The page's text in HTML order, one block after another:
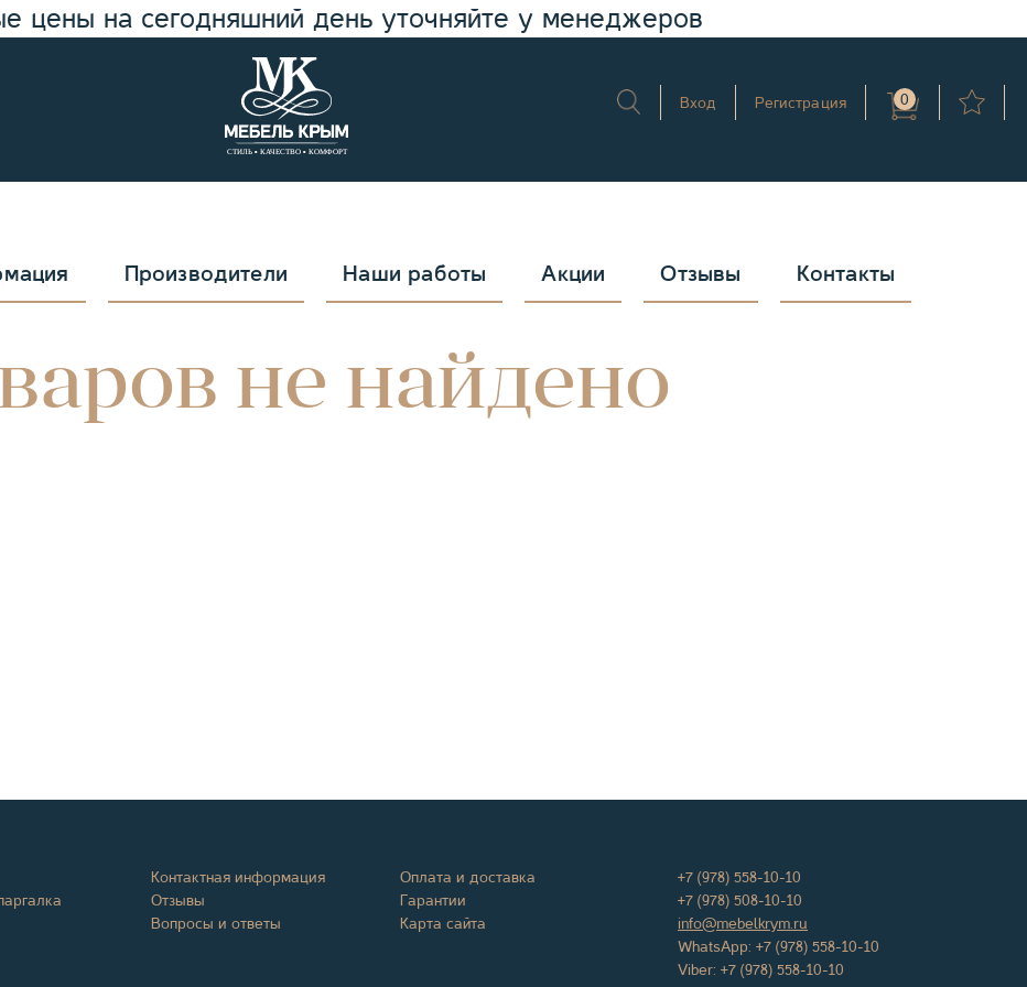
цены на сегодняшний день уточняйте у менеджеров
Вход Регистрация 0
Производители Наши работы Акции Отзывы Контакты
не найдено
Контактная информация
Отзывы
Вопросы и ответы
Оплата и доставка
Гарантии
Карта сайта
+7 (978) 558-10-10
+7 (978) 508-10-10
info@mebelkrym.ru
WhatsApp: +7 (978) 558-10-10
Viber: +7 (978) 558-10-10